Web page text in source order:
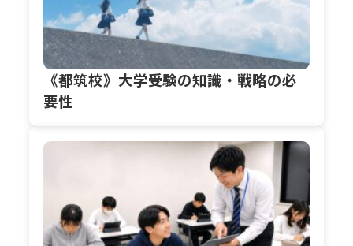
《都筑校》大学受験の知識・戦略の必
要性